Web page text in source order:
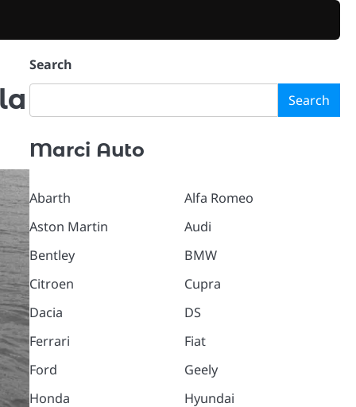
Search
Search
Marci Auto
Abarth
Aston Martin
Bentley
Citroen
Dacia
Ferrari
Ford
Honda
Alfa Romeo
Audi
BMW
Cupra
DS
Fiat
Geely
Hyundai